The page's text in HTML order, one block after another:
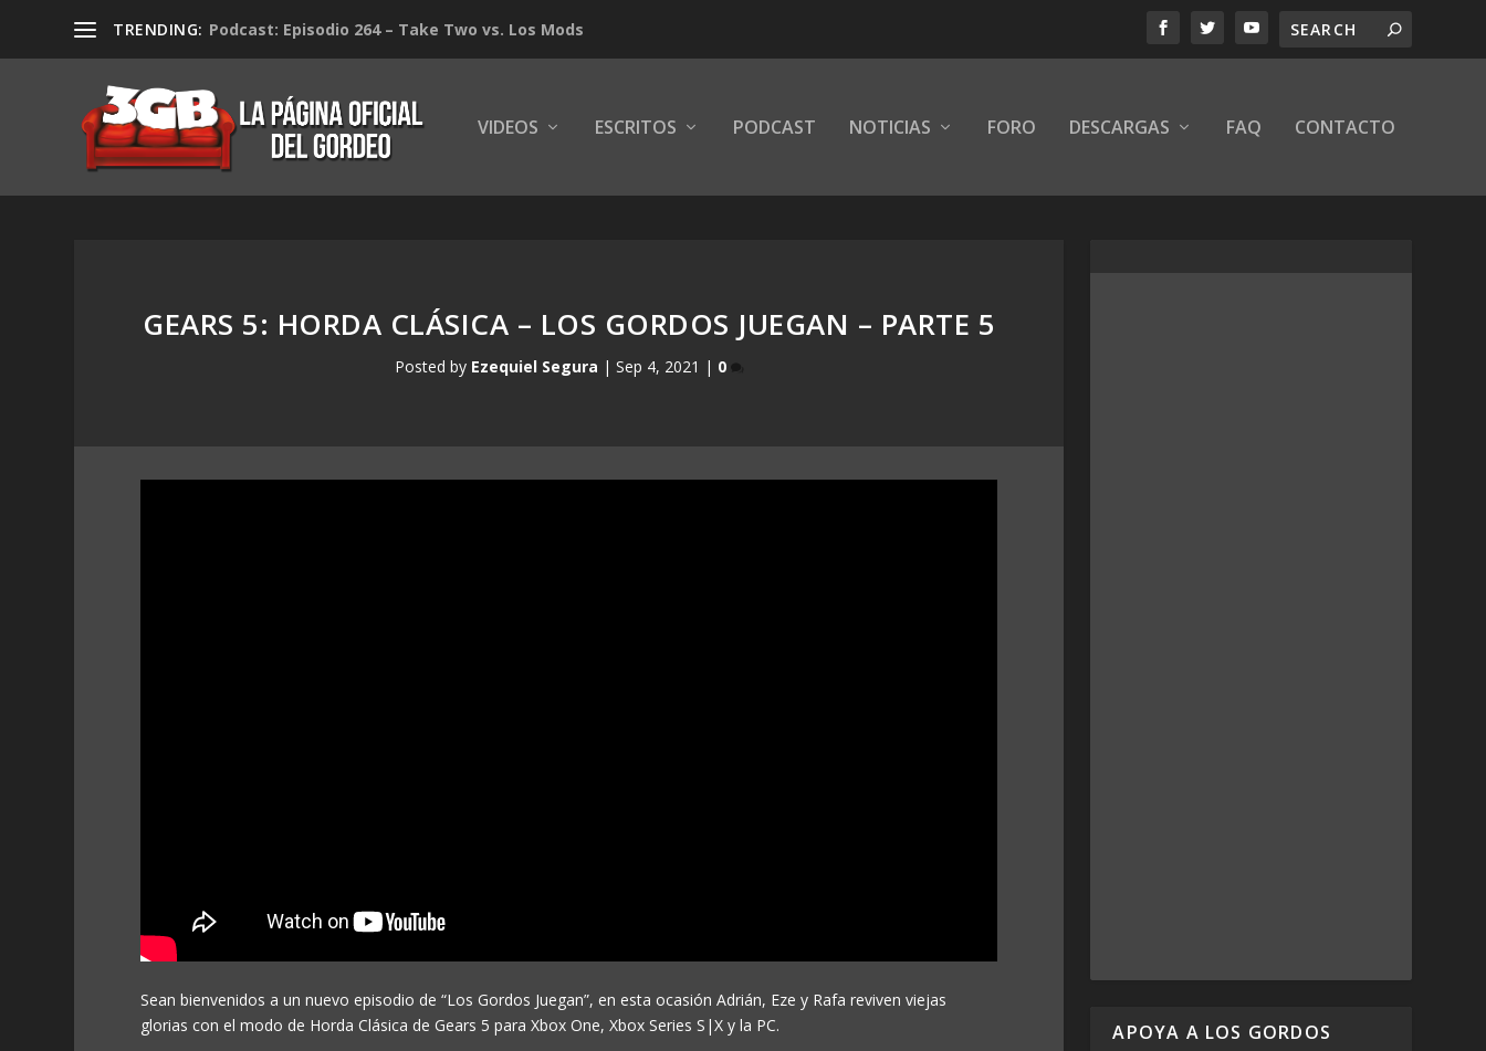
TRENDING: Podcast: Episodio 264 – Take Two vs. Los Mods
VIDEOS ESCRITOS PODCAST NOTICIAS FORO DESCARGAS FAQ CONTACTO
GEARS 5: HORDA CLÁSICA – LOS GORDOS JUEGAN – PARTE 5
Posted by Ezequiel Segura | Sep 4, 2021 | 0
Sean bienvenidos a un nuevo episodio de “Los Gordos Juegan”, en esta ocasión Adrián, Eze y Rafa reviven viejas
glorias con el modo de Horda Clásica de Gears 5 para Xbox One, Xbox Series S|X y la PC.
APOYA A LOS GORDOS